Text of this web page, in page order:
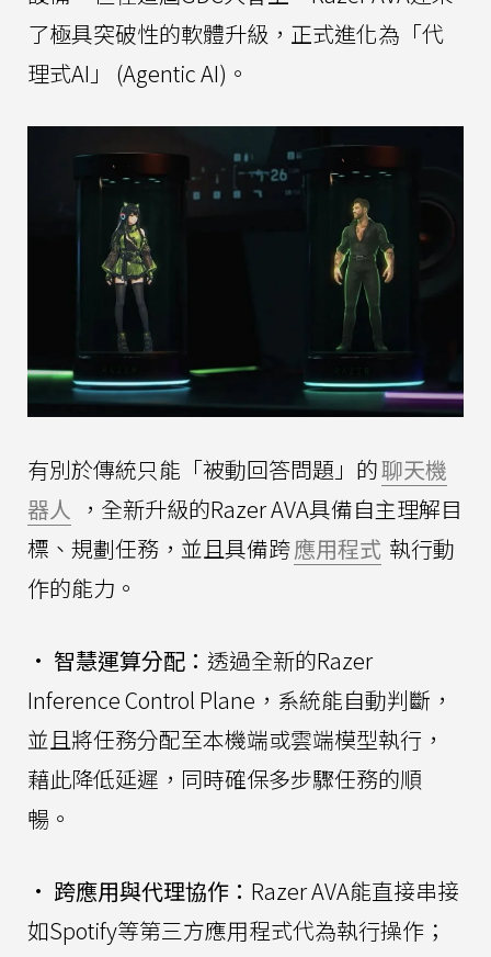
了極具突破性的軟體升級，正式進化為「代
理式AI」 (Agentic AI)。
有別於傳統只能「被動回答問題」的聊天機
器人 ，全新升級的Razer AVA具備自主理解目
標、規劃任務，並且具備跨應用程式 執行動
作的能力。
• 智慧運算分配： 透過全新的Razer
Inference Control Plane，系統能自動判斷，
並且將任務分配至本機端或雲端模型執行，
藉此降低延遲，同時確保多步驟任務的順
暢。
• 跨應用與代理協作： Razer AVA能直接串接
如Spotify等第三方應用程式代為執行操作；